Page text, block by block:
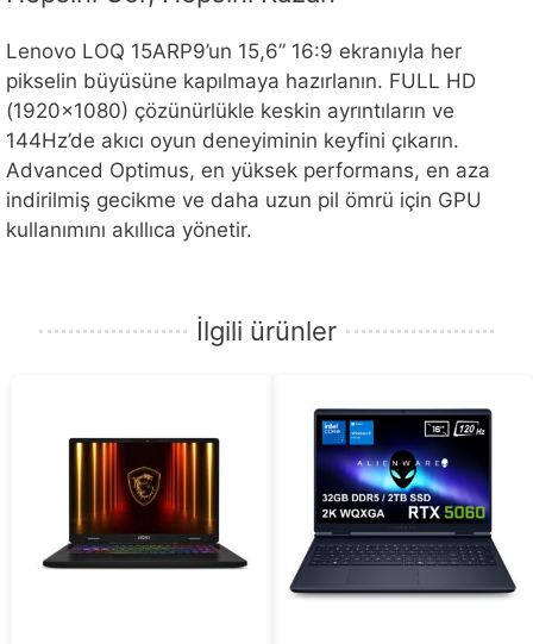
Lenovo LOQ 15ARP9’un 15,6” 16:9 ekranıyla her
pikselin büyüsüne kapılmaya hazırlanın. FULL HD
(1920×1080) çözünürlükle keskin ayrıntıların ve
144Hz’de akıcı oyun deneyiminin keyfini çıkarın.
Advanced Optimus, en yüksek performans, en aza
indirilmiş gecikme ve daha uzun pil ömrü için GPU
kullanımını akıllıca yönetir.
İlgili ürünler